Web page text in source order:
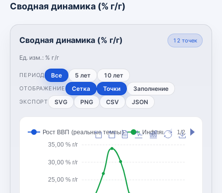
Сводная динамика (% г/г)
Сводная динамика (% г/г)
Ед. изм.: % г/г
12 точек
ПЕРИОД Все 5 лет 10 лет
ОТОБРАЖЕНИЕ Сетка Точки Заполнение
ЭКСПОРТ SVG PNG CSV JSON
25,00 % г/г
30,00 % г/г
35,00 % г/г
Рост ВВП (реальные темпы) Инфляция (CPI,
1/2